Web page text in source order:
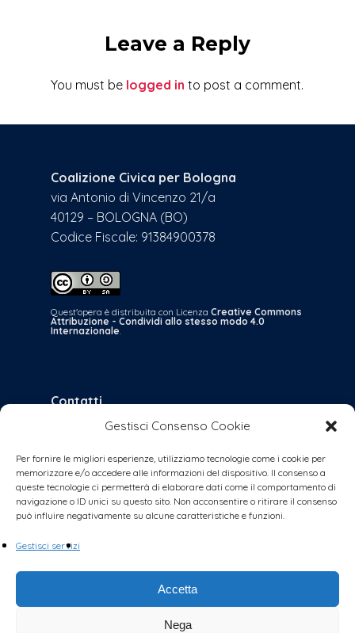
Gestisci Consenso Cookie
Per fornire le migliori esperienze, utilizziamo tecnologie come i cookie per
memorizzare e/o accedere alle informazioni del dispositivo. Il consenso a
queste tecnologie ci permetterà di elaborare dati come il comportamento di
navigazione o ID unici su questo sito. Non acconsentire o ritirare il consenso
può influire negativamente su alcune caratteristiche e funzioni.
Gestisci servizi
Accetta
Nega
Leave a Reply
You must be logged in to post a comment.
Coalizione Civica per Bologna
via Antonio di Vincenzo 21/a
40129 – BOLOGNA (BO)
Codice Fiscale: 91384900378
Quest'opera è distribuita con Licenza Creative Commons
Attribuzione - Condividi allo stesso modo 4.0
Internazionale.
Contatti
bologna@coalizionecivica.it
per qualsiasi questione
collabora@coalizionecivica.it
se volete dare una mano concreta alla
coalizione (volantinaggi, banchetti, video,
foto, segreteria, ecc.)